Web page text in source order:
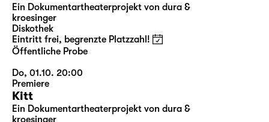
Ein Dokumentartheaterprojekt von dura &
kroesinger
Diskothek
Eintritt frei, begrenzte Platzzahl!
Öffentliche Probe
Do, 01.10. 20:00
Premiere
Kitt
Ein Dokumentartheaterprojekt von dura &
kroesinger